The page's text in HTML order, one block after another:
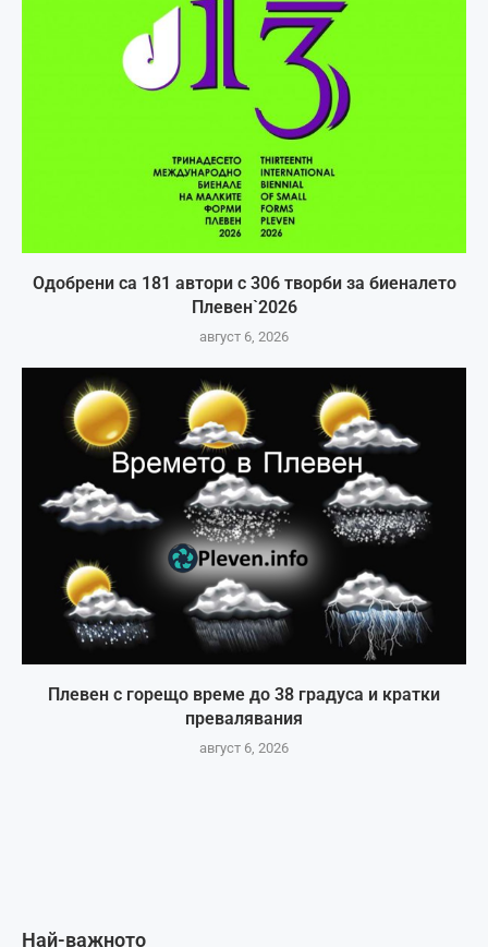
Одобрени са 181 автори с 306 творби за биеналето
Плевен`2026
август 6, 2026
Плевен с горещо време до 38 градуса и кратки
превалявания
август 6, 2026
Най-важното